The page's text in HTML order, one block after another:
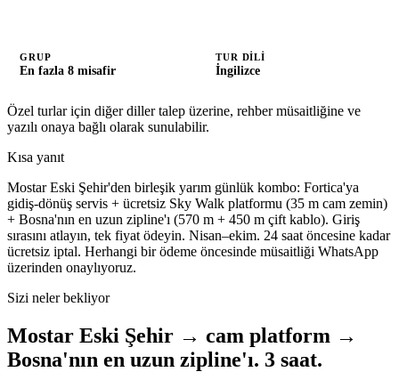
GRUP
En fazla 8 misafir
TUR DILI
İngilizce
Özel turlar için diğer diller talep üzerine, rehber müsaitliğine ve
yazılı onaya bağlı olarak sunulabilir.
Kısa yanıt
Mostar Eski Şehir'den birleşik yarım günlük kombo: Fortica'ya
gidiş-dönüş servis + ücretsiz Sky Walk platformu (35 m cam zemin)
+ Bosna'nın en uzun zipline'ı (570 m + 450 m çift kablo). Giriş
sırasını atlayın, tek fiyat ödeyin. Nisan–ekim. 24 saat öncesine kadar
ücretsiz iptal. Herhangi bir ödeme öncesinde müsaitliği WhatsApp
üzerinden onaylıyoruz.
Sizi neler bekliyor
Mostar Eski Şehir → cam platform →
Bosna'nın en uzun zipline'ı. 3 saat.